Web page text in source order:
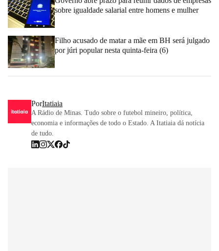
sobre igualdade salarial entre homens e mulher
Filho acusado de matar a mãe em BH será julgado
por júri popular nesta quinta-feira (6)
PorItatiaia
A Rádio de Minas. Tudo sobre o futebol mineiro, política,
economia e informações de todo o Estado. A Itatiaia dá notícia
de tudo.